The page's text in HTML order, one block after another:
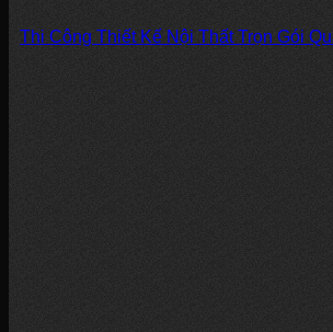
Thi Công Thiết Kế Nội Thất Trọn Gói